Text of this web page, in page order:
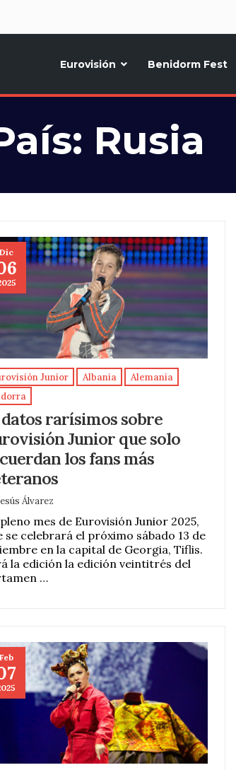
Eurovisión Benidorm Fest
Rusia
Dic
Junior Albania
Alemania
datos rarísimos sobre
Junior que solo
los fans más
Álvarez
mes de Eurovisión Junior 2025,
se celebrará el próximo sábado 13 de
en la capital de Georgia, Tiflis.
la edición la edición veintitrés del
…
Feb